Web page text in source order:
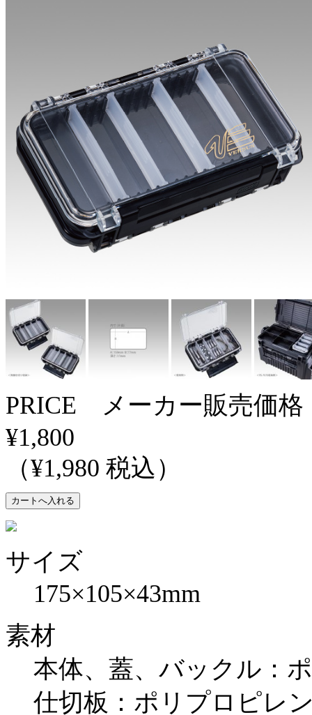
PRICE メーカー販売価格
¥1,800
（¥1,980 税込）
サイズ
175×105×43mm
素材
本体、蓋、バックル：
仕切板：ポリプロピレ